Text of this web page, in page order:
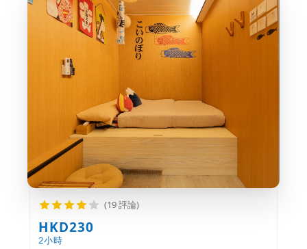
(19 評論)
HKD230
2小時